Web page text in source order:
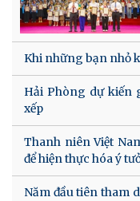
Khi những bạn nhỏ
Hải Phòng dự kiến
xếp
Thanh niên Việt
để hiện thực hóa ý
Năm đầu tiên tham